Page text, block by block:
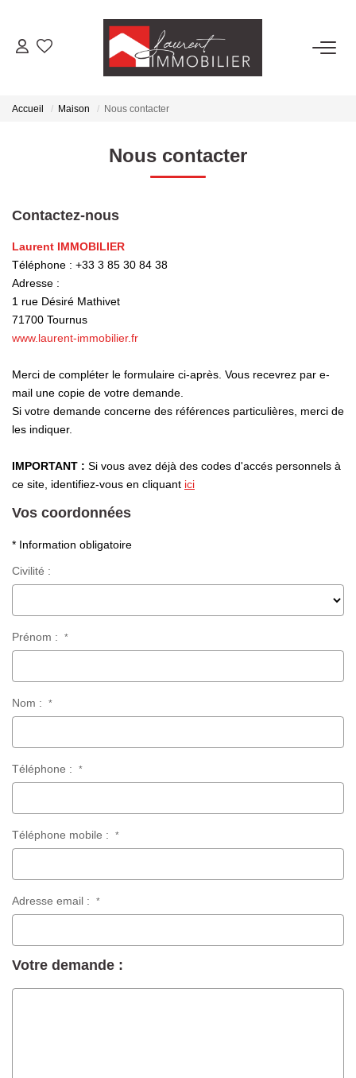
ACHETER
ESTIMER
NOS AGENCES
Laurent Immobilier Tournus
Laurent Immobilier Pont De Vaux
Notre Équipe
Nous Rejoindre
Accueil Maison Nous contacter
Nous contacter
Contactez-nous
Laurent IMMOBILIER
Téléphone : +33 3 85 30 84 38
Adresse :
1 rue Désiré Mathivet
71700 Tournus
www.laurent-immobilier.fr
Merci de compléter le formulaire ci-après. Vous recevrez par e-
mail une copie de votre demande.
Si votre demande concerne des références particulières, merci de
les indiquer.
IMPORTANT : Si vous avez déjà des codes d'accés personnels à
ce site, identifiez-vous en cliquant ici
Vos coordonnées
* Information obligatoire
Civilité :
Prénom : *
Nom : *
Téléphone : *
Téléphone mobile : *
Adresse email : *
Votre demande :